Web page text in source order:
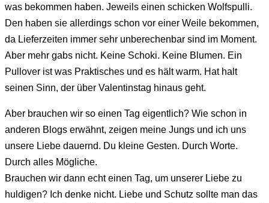
was bekommen haben. Jeweils einen schicken Wolfspulli.
Den haben sie allerdings schon vor einer Weile bekommen,
da Lieferzeiten immer sehr unberechenbar sind im Moment.
Aber mehr gabs nicht. Keine Schoki. Keine Blumen. Ein
Pullover ist was Praktisches und es hält warm. Hat halt
seinen Sinn, der über Valentinstag hinaus geht.
Aber brauchen wir so einen Tag eigentlich? Wie schon in
anderen Blogs erwähnt, zeigen meine Jungs und ich uns
unsere Liebe dauernd. Du kleine Gesten. Durch Worte.
Durch alles Mögliche.
Brauchen wir dann echt einen Tag, um unserer Liebe zu
huldigen? Ich denke nicht. Liebe und Schutz sollte man das